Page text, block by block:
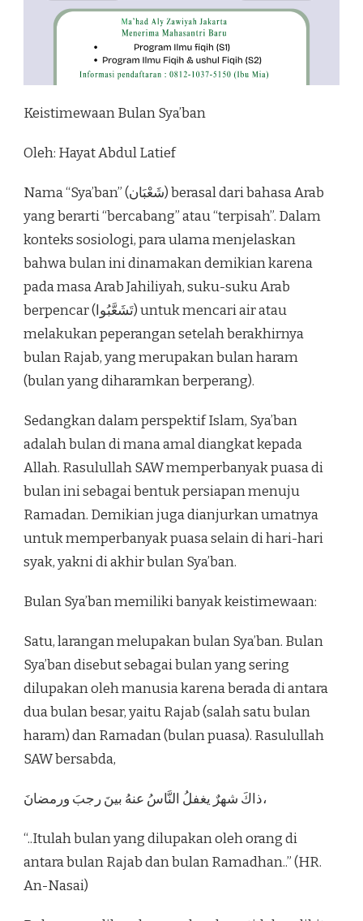
Keistimewaan Bulan Sya’ban
Oleh: Hayat Abdul Latief
Nama “Sya’ban” (شَعْبَان) berasal dari bahasa Arab
yang berarti “bercabang” atau “terpisah”. Dalam
konteks sosiologi, para ulama menjelaskan
bahwa bulan ini dinamakan demikian karena
pada masa Arab Jahiliyah, suku-suku Arab
berpencar (تَشَعَّبُوا) untuk mencari air atau
melakukan peperangan setelah berakhirnya
bulan Rajab, yang merupakan bulan haram
(bulan yang diharamkan berperang).
Sedangkan dalam perspektif Islam, Sya’ban
adalah bulan di mana amal diangkat kepada
Allah. Rasulullah SAW memperbanyak puasa di
bulan ini sebagai bentuk persiapan menuju
Ramadan. Demikian juga dianjurkan umatnya
untuk memperbanyak puasa selain di hari-hari
syak, yakni di akhir bulan Sya’ban.
Bulan Sya’ban memiliki banyak keistimewaan:
Satu, larangan melupakan bulan Sya’ban. Bulan
Sya’ban disebut sebagai bulan yang sering
dilupakan oleh manusia karena berada di antara
dua bulan besar, yaitu Rajab (salah satu bulan
haram) dan Ramadan (bulan puasa). Rasulullah
SAW bersabda,
ذاكَ شهرٌ يغفلُ النَّاسُ عنهُ بينَ رجبَ ورمضانَ،
“..Itulah bulan yang dilupakan oleh orang di
antara bulan Rajab dan bulan Ramadhan..” (HR.
An-Nasai)